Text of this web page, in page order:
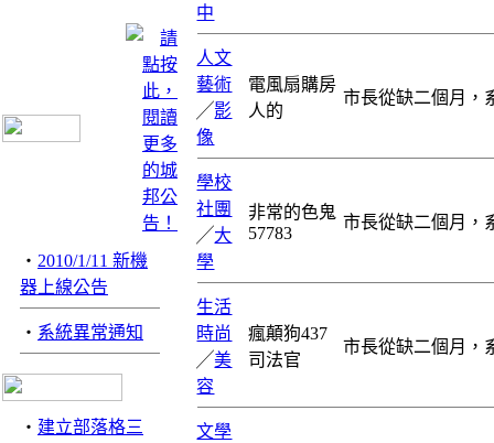
‧ 2010/1/11 新機
器上線公告
‧ 系統異常通知
‧ 建立部落格三
中
人文
藝術
╱影
像
電風扇購房
人的
市長從缺二個月，
學校
社團
╱大
學
非常的色鬼
57783
市長從缺二個月，
生活
時尚
╱美
容
瘋顛狗437
司法官
市長從缺二個月，
文學